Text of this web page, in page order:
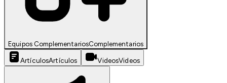
Equipos ComplementariosComplementarios
ArtículosArtículos VideosVideos